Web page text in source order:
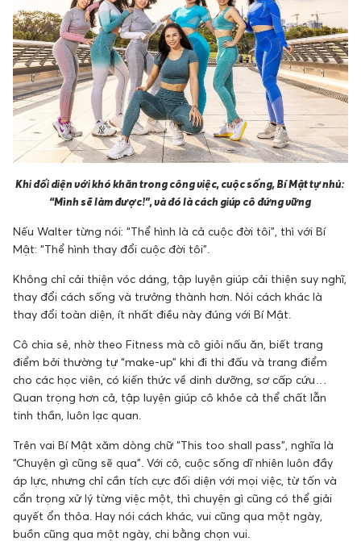
Khi đối diện với khó khăn trong công việc, cuộc sống, Bí Mật tự nhủ:
“Mình sẽ làm được!”, và đó là cách giúp cô đứng vững
Nếu Walter từng nói: “Thể hình là cả cuộc đời tôi”, thì với Bí
Mật: “Thể hình thay đổi cuộc đời tôi”.
Không chỉ cải thiện vóc dáng, tập luyện giúp cải thiện suy nghĩ,
thay đổi cách sống và trưởng thành hơn. Nói cách khác là
thay đổi toàn diện, ít nhất điều này đúng với Bí Mật.
Cô chia sẻ, nhờ theo Fitness mà cô giỏi nấu ăn, biết trang
điểm bởi thường tự “make-up” khi đi thi đấu và trang điểm
cho các học viên, có kiến thức về dinh dưỡng, sơ cấp cứu…
Quan trọng hơn cả, tập luyện giúp cô khỏe cả thể chất lẫn
tinh thần, luôn lạc quan.
Trên vai Bí Mật xăm dòng chữ “This too shall pass”, nghĩa là
“Chuyện gì cũng sẽ qua”. Với cô, cuộc sống dĩ nhiên luôn đầy
áp lực, nhưng chỉ cần tích cực đối diện với mọi việc, từ tốn và
cẩn trọng xử lý từng việc một, thì chuyện gì cũng có thể giải
quyết ổn thỏa. Hay nói cách khác, vui cũng qua một ngày,
buồn cũng qua một ngày, chi bằng chọn vui.